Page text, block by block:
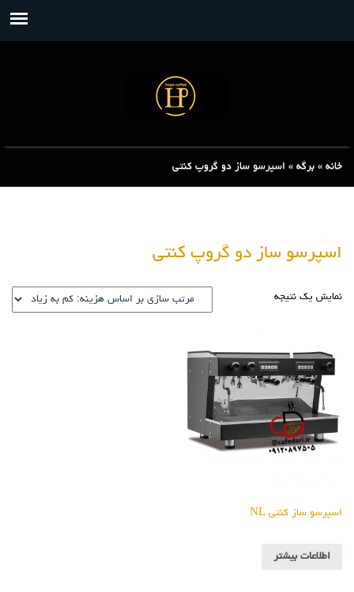
خانه » برگه » اسپرسو ساز دو گروپ کنتی
اسپرسو ساز دو گروپ کنتی
نمایش یک نتیجه
اسپرسو ساز کنتی NL
اطلاعات بیشتر